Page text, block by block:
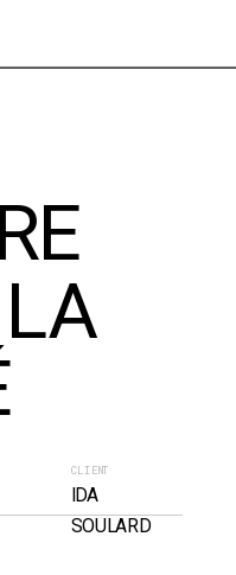
CLIENT
IDA
SOULARD